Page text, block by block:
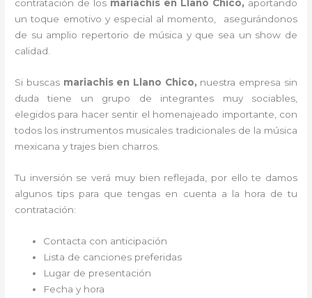
contratación de los mariachis en Llano Chico, aportando
un toque emotivo y especial al momento, asegurándonos
de su amplio repertorio de música y que sea un show de
calidad.
Si buscas mariachis en Llano Chico, nuestra empresa sin
duda tiene un grupo de integrantes muy sociables,
elegidos para hacer sentir el homenajeado importante, con
todos los instrumentos musicales tradicionales de la música
mexicana y trajes bien charros.
Tu inversión se verá muy bien reflejada, por ello te damos
algunos tips para que tengas en cuenta a la hora de tu
contratación:
Contacta con anticipación
Lista de canciones preferidas
Lugar de presentación
Fecha y hora